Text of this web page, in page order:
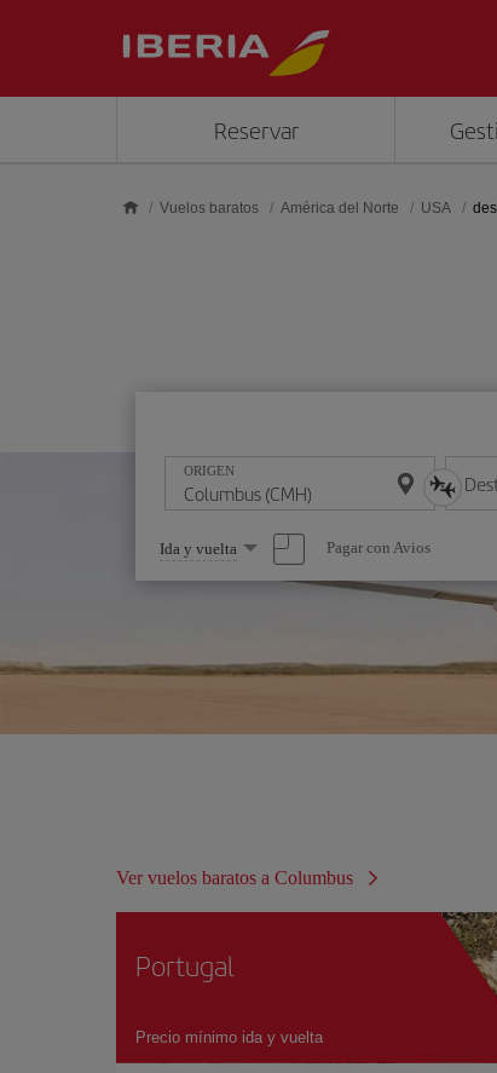
Reservar
Vuelos baratos América del Norte USA
ORIGEN
Seleccione
una
opción
Ida y vuelta Pagar con Avios
Ver vuelos baratos a Columbus
Portugal
Precio mínimo ida y vuelta